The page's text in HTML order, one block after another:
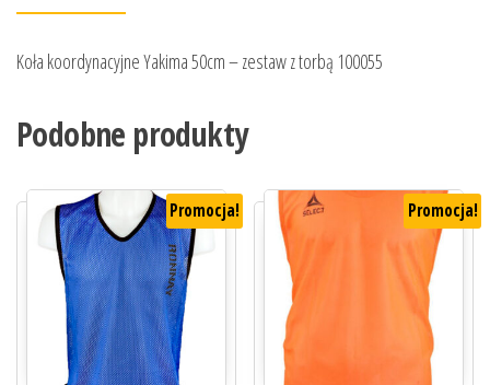
Koła koordynacyjne Yakima 50cm – zestaw z torbą 100055
Podobne produkty
Promocja! Promocja!